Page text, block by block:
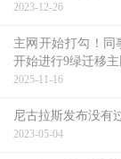
2023-12-26
主网开始打勾！同
开始进行9绿迁移主
2025-11-16
尼古拉斯发布没有
2023-05-04